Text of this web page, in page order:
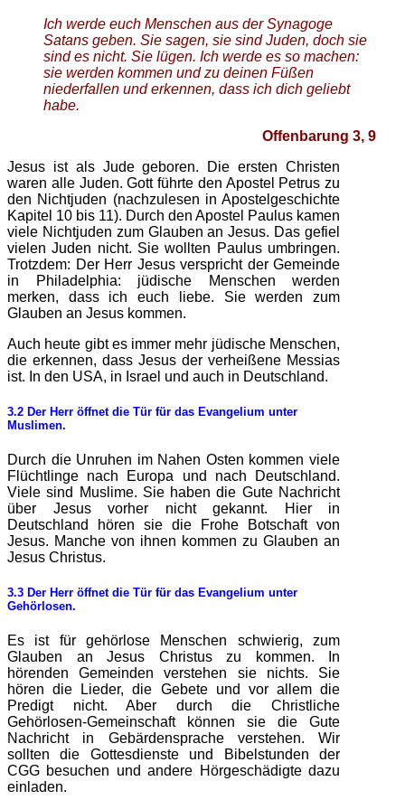
Ich werde euch Menschen aus der Synagoge
Satans geben. Sie sagen, sie sind Juden, doch sie
sind es nicht. Sie lügen. Ich werde es so machen:
sie werden kommen und zu deinen Füßen
niederfallen und erkennen, dass ich dich geliebt
habe.
Offenbarung 3, 9
Jesus ist als Jude geboren. Die ersten Christen
waren alle Juden. Gott führte den Apostel Petrus zu
den Nichtjuden (nachzulesen in Apostelgeschichte
Kapitel 10 bis 11). Durch den Apostel Paulus kamen
viele Nichtjuden zum Glauben an Jesus. Das gefiel
vielen Juden nicht. Sie wollten Paulus umbringen.
Trotzdem: Der Herr Jesus verspricht der Gemeinde
in Philadelphia: jüdische Menschen werden
merken, dass ich euch liebe. Sie werden zum
Glauben an Jesus kommen.
Auch heute gibt es immer mehr jüdische Menschen,
die erkennen, dass Jesus der verheißene Messias
ist. In den USA, in Israel und auch in Deutschland.
3.2 Der Herr öffnet die Tür für das Evangelium unter
Muslimen.
Durch die Unruhen im Nahen Osten kommen viele
Flüchtlinge nach Europa und nach Deutschland.
Viele sind Muslime. Sie haben die Gute Nachricht
über Jesus vorher nicht gekannt. Hier in
Deutschland hören sie die Frohe Botschaft von
Jesus. Manche von ihnen kommen zu Glauben an
Jesus Christus.
3.3 Der Herr öffnet die Tür für das Evangelium unter
Gehörlosen.
Es ist für gehörlose Menschen schwierig, zum
Glauben an Jesus Christus zu kommen. In
hörenden Gemeinden verstehen sie nichts. Sie
hören die Lieder, die Gebete und vor allem die
Predigt nicht. Aber durch die Christliche
Gehörlosen-Gemeinschaft können sie die Gute
Nachricht in Gebärdensprache verstehen. Wir
sollten die Gottesdienste und Bibelstunden der
CGG besuchen und andere Hörgeschädigte dazu
einladen.